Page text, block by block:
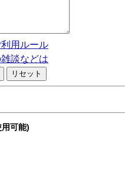
用ルール
談などは
可能)